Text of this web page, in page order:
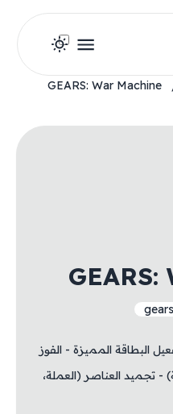
GEARS: War Machine
البطاقة المميزة - الفوز
- تجميد العناصر (العملة،